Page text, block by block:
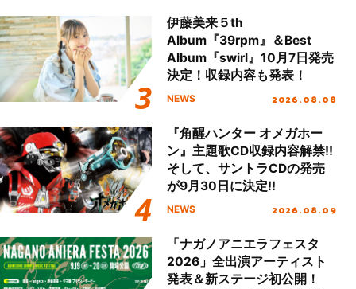
伊藤美来５th
Album『39rpm』＆Best
Album『swirl』10月7日発売
決定！収録内容も発表！
NEWS 2026.08.08
『角醒ハンター オメガホー
ン』主題歌CD収録内容解禁!!
そして、サントラCDの発売
が9月30日に決定!!
NEWS 2026.08.09
「ナガノアニエラフェスタ
2026」全出演アーティスト
発表＆新ステージ初公開！